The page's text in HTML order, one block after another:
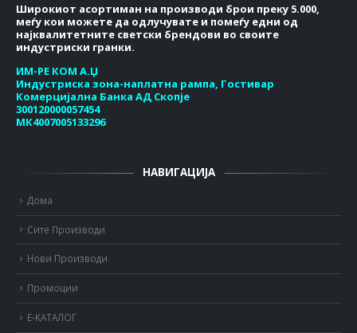
Широкиот асортиман на производи брои преку 5.000,
меѓу кои можете да одлучувате и помеѓу едни од
најквалитетните светски брендови во своите
индустриски гранки.
ИМ-РЕ КОМ А.Џ
Индустриска зона-наплатна рампа, Гостивар
Комерцијална Банка АД Скопје
300120000057454
МК4007005133296
НАВИГАЦИЈА
Дома
Сите Производи
Нови Производи
Промоции
Е-КАТАЛОГ